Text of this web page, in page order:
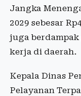
Jangka
2029 sebesar
juga
kerja di daerah.
Kepala Dinas
Pelayanan